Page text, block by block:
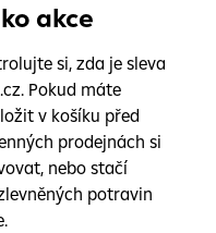
akce
si, zda je sleva
Pokud máte
v košíku před
prodejnách si
nebo stačí
potravin